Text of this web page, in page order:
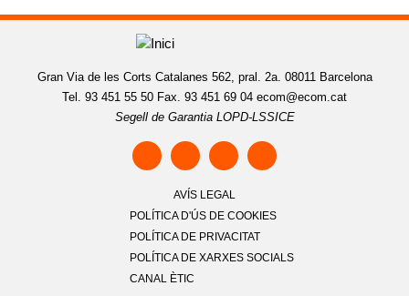
Gran Via de les Corts Catalanes 562, pral. 2a. 08011 Barcelona
Tel. 93 451 55 50 Fax. 93 451 69 04 ecom@ecom.cat
Segell de Garantia LOPD-LSSICE
AVÍS LEGAL
POLÍTICA D'ÚS DE COOKIES
POLÍTICA DE PRIVACITAT
POLÍTICA DE XARXES SOCIALS
CANAL ÈTIC